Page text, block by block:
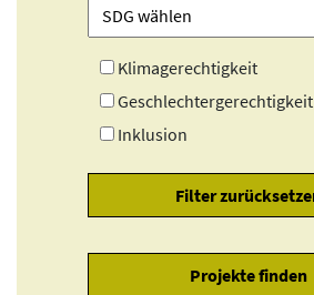
Klimagerechtigkeit
Geschlechtergerechtigkeit
Inklusion